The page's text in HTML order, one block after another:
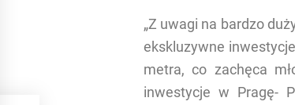
„Z uwagi na bardzo
ekskluzywne
metra, co zachęca
inwestycje w Pragę-